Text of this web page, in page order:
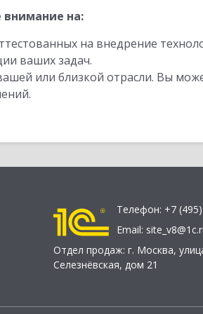
на:
на внедрение
ваших задач.
или близкой отрасли. Вы
Телефон: +7
Email:
Отдел продаж: г. Москва,
Селезнёвская, дом 21